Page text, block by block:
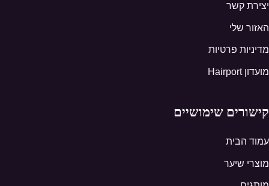
יצירת קשר
האזור שלי
מדיניות פרטיות
מועדון Hairport
קישורים שימושיים
עמוד הבית
מוצרי שיער